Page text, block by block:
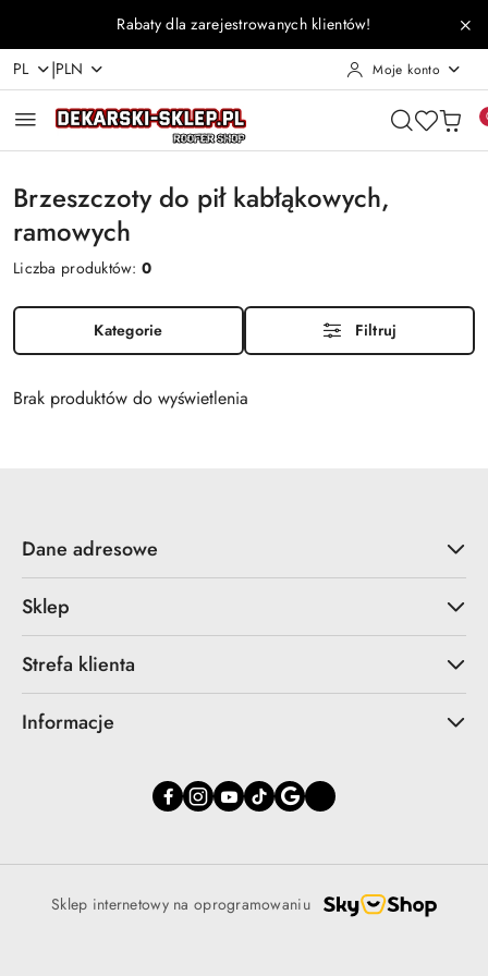
Przejdź do treści głównej
Przejdź do wyszukiwarki
Przejdź do moje konto
Przejdź do menu głównego
Przejdź do stopkiRabaty dla zarejestrowanych klientów!
PL |PLN Moje konto
Brzeszczoty do pił kabłąkowych,
ramowych
Liczba produktów:0
Kategorie Filtruj
Brak produktów do wyświetlenia
Dane adresowe
Sklep
Strefa klienta
Informacje
Sklep internetowy na oprogramowaniu